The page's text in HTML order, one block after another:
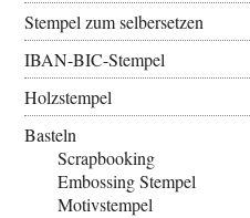
Stempel zum selbersetzen
IBAN-BIC-Stempel
Holzstempel
Basteln
Scrapbooking
Embossing Stempel
Motivstempel